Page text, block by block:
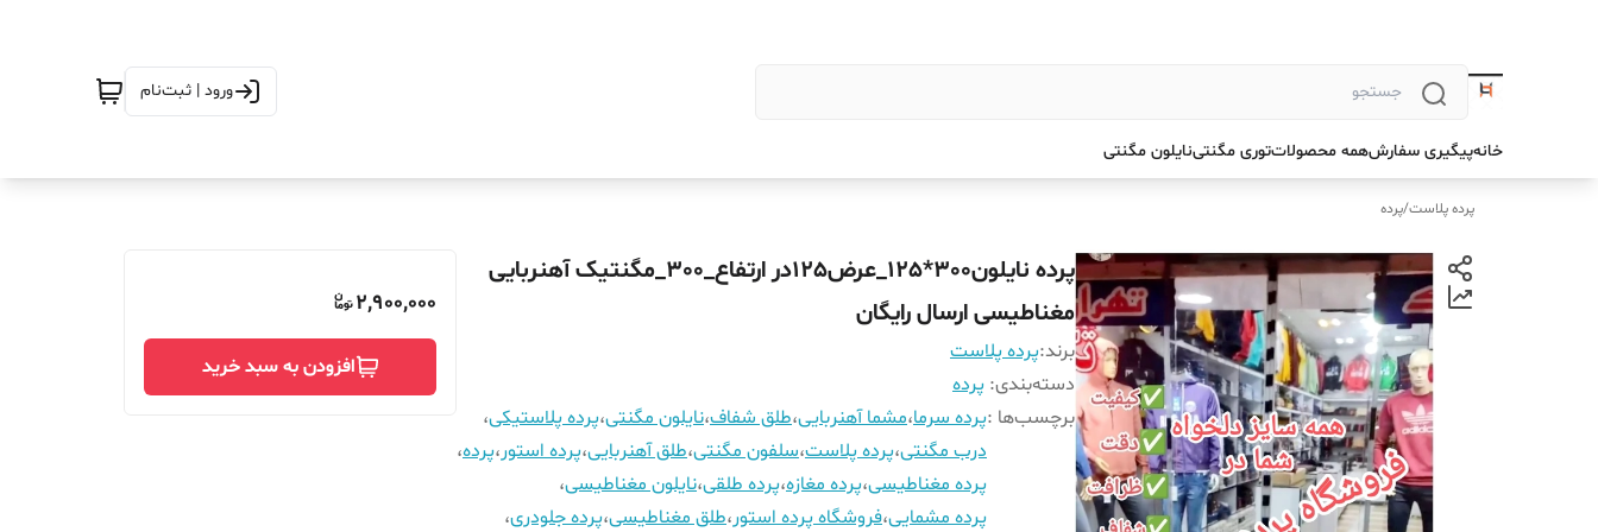
ورود | ثبت‌نام
خانهپیگیری سفارشهمه محصولاتتوری مگنتینایلون مگنتی
پرده پلاست/پرده
پرده نایلون300*125_عرض125در ارتفاع_300_مگنتیک آهنربایی
مغناطیسی ارسال رایگان
برند:پرده پلاست
دسته‌بندی: پرده
برچسب‌ها :پرده سرما،مشما آهنربایی،طلق شفاف،نایلون مگنتی،پرده پلاستیکی،
درب مگنتی،پرده پلاست،سلفون مگنتی،طلق آهنربایی،پرده استور،پرده،
پرده مغناطیسی،پرده مغازه،پرده طلقی،نایلون مغناطیسی،
پرده مشمایی،فروشگاه پرده استور،طلق مغناطیسی،پرده جلودری،
2,900,000
افزودن به سبد خرید